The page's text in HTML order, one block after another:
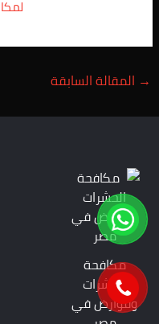
→ المقالة السابقة
مكافحة
الحشرات
وقوارض في